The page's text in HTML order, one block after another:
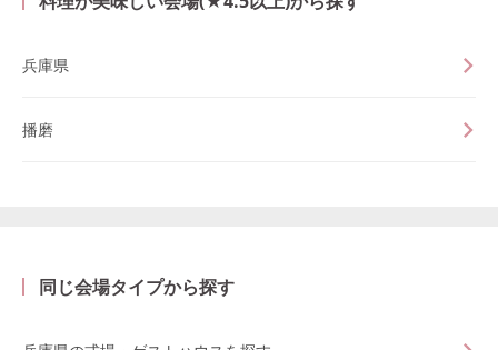
兵庫県
播磨
同じ会場タイプから探す